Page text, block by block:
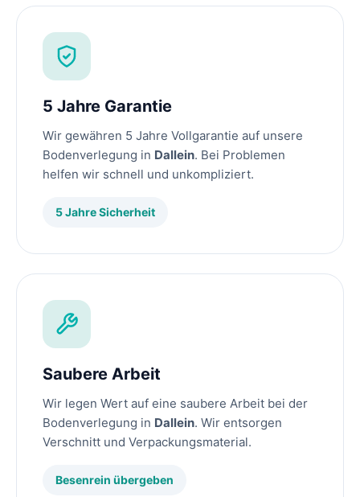
5 Jahre Garantie
Wir gewähren 5 Jahre Vollgarantie auf unsere
Bodenverlegung in Dallein. Bei Problemen
helfen wir schnell und unkompliziert.
5 Jahre Sicherheit
Saubere Arbeit
Wir legen Wert auf eine saubere Arbeit bei der
Bodenverlegung in Dallein. Wir entsorgen
Verschnitt und Verpackungsmaterial.
Besenrein übergeben